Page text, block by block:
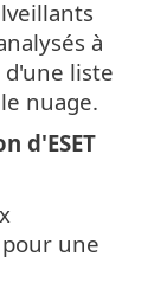
à
d'une liste
nuage.
d'ESET
pour une